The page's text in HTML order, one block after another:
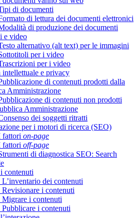
di documenti
di lettura dei documenti elettronici
di produzione dei documenti
e video
alternativo (alt text) per le immagini
per i video
per i video
intellettuale e privacy
di contenuti prodotti dalla
Amministrazione
di contenuti non prodotti
Amministrazione
dei soggetti ritratti
per i motori di ricerca (SEO)
fattori on-page
fattori off-page
di diagnostica SEO: Search
contenuti
dei contenuti
Revisionare i contenuti
Migrare i contenuti
Pubblicare i contenuti